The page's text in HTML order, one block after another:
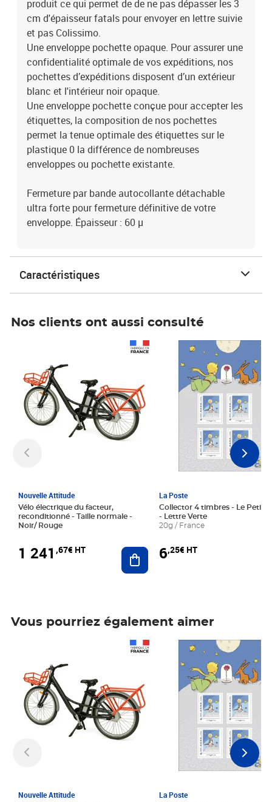
produit ce qui permet de de ne pas dépasser les 3
cm d'épaisseur fatals pour envoyer en lettre suivie
et pas Colissimo.
Une enveloppe pochette opaque. Pour assurer une
confidentialité optimale de vos expéditions, nos
pochettes d’expéditions disposent d’un extérieur
blanc et l'intérieur noir opaque.
Une enveloppe pochette conçue pour accepter les
étiquettes, la composition de nos pochettes
permet la tenue optimale des étiquettes sur le
plastique 0 la différence de nombreuses
enveloppes ou pochette existante.
Fermeture par bande autocollante détachable
ultra forte pour fermeture définitive de votre
enveloppe. Épaisseur : 60 µ
Caractéristiques
Nos clients ont aussi consulté
Nouvelle Attitude
Vélo électrique du facteur,
reconditionné - Taille normale -
Noir/ Rouge
1 241 ,67€ HT Ajouter au panier
La Poste
Collector 4 timbres - Le Petit
- Lettre Verte
20g / France
6,25€ HT
Prix 6,25€ HT
Vous pourriez également aimer
Nouvelle Attitude La Poste
Prix 6,25€ HT